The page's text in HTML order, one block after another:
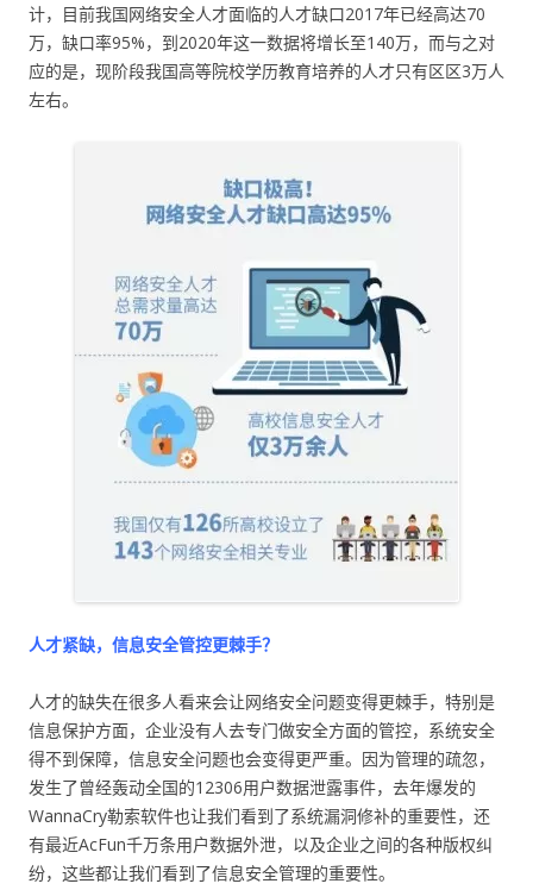
计，目前我国网络安全人才面临的人才缺口2017年已经高达70
万，缺口率95%，到2020年这一数据将增长至140万，而与之对
应的是，现阶段我国高等院校学历教育培养的人才只有区区3万人
左右。
人才紧缺，信息安全管控更棘手？
人才的缺失在很多人看来会让网络安全问题变得更棘手，特别是
信息保护方面，企业没有人去专门做安全方面的管控，系统安全
得不到保障，信息安全问题也会变得更严重。因为管理的疏忽，
发生了曾经轰动全国的12306用户数据泄露事件，去年爆发的
WannaCry勒索软件也让我们看到了系统漏洞修补的重要性，还
有最近AcFun千万条用户数据外泄，以及企业之间的各种版权纠
纷，这些都让我们看到了信息安全管理的重要性。